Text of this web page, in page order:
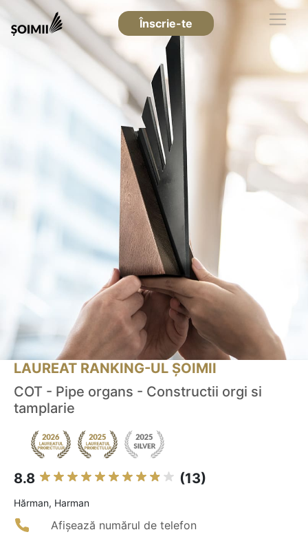
Înscrie-te
LAUREAT RANKING-UL ȘOIMII
COT - Pipe organs - Constructii orgi si
tamplarie
8.8 (13)
Hărman, Harman
Afișează numărul de telefon